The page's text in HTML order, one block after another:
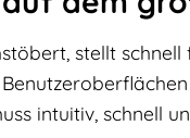
stellt
intuitiv, schnell